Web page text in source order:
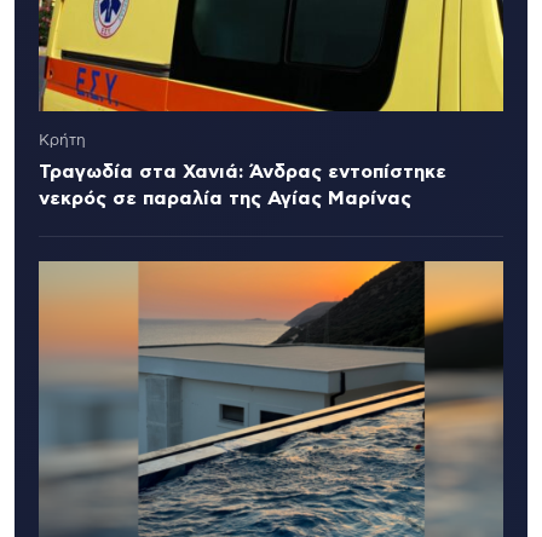
Κρήτη
Τραγωδία στα Χανιά: Άνδρας εντοπίστηκε
νεκρός σε παραλία της Αγίας Μαρίνας